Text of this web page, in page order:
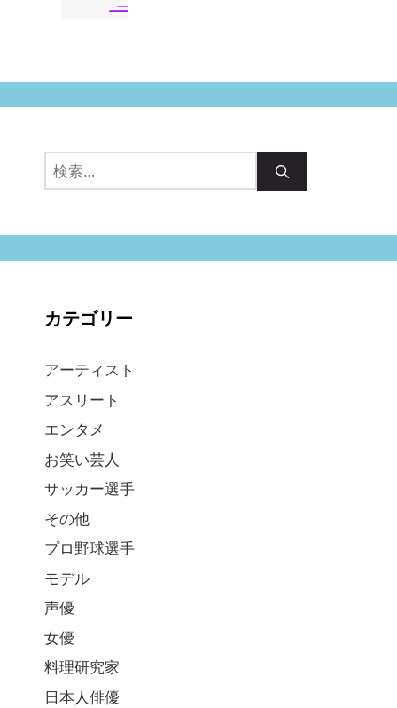
検
索:
カテゴリー
アーティスト
アスリート
エンタメ
お笑い芸人
サッカー選手
その他
プロ野球選手
モデル
声優
女優
料理研究家
日本人俳優